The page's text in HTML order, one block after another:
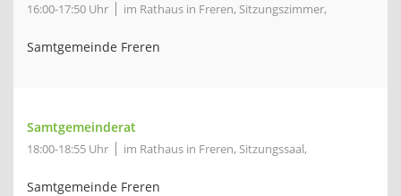
16:00-17:50 Uhr im Rathaus in Freren, Sitzungszimmer,
Samtgemeinde Freren
Samtgemeinderat
18:00-18:55 Uhr im Rathaus in Freren, Sitzungssaal,
Samtgemeinde Freren